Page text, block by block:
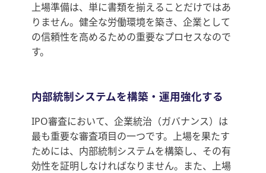
上場準備は、単に書類を揃えることだけではあ
りません。健全な労働環境を築き、企業として
の信頼性を高めるための重要なプロセスなので
す。
内部統制システムを構築・運用強化する
IPO審査において、企業統治（ガバナンス）は
最も重要な審査項目の一つです。上場を果たす
ためには、内部統制システムを構築し、その有
効性を証明しなければなりません。また、上場